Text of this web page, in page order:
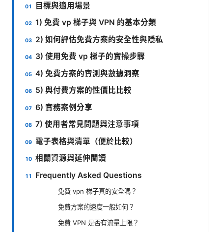
目標與適用場景
1) 免費 vp 梯子與 VPN 的基本分類
2) 如何評估免費方案的安全性與隱私
3) 使用免費 vp 梯子的實操步驟
4) 免費方案的實測與數據洞察
5) 與付費方案的性價比比較
6) 實務案例分享
7) 使用者常見問題與注意事項
電子表格與清單（便於比較）
相關資源與延伸閱讀
Frequently Asked Questions
免費 vpn 梯子真的安全嗎？
免費方案的速度一般如何？
免費 VPN 是否有流量上限？